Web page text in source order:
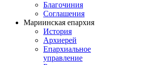
Благочиния
Соглашения
Мариинская епархия
История
Архиерей
Епархиальное
управление